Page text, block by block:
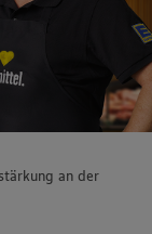
an der